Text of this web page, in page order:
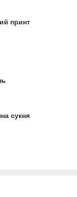
принт
сукня